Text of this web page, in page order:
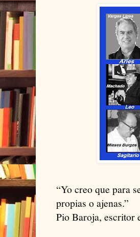
“Yo creo que para
propias o ajenas.”
Pio Baroja, escritor